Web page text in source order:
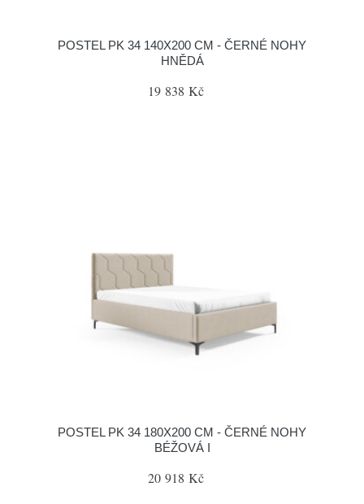
POSTEL PK 34 140X200 CM - ČERNÉ NOHY
HNĚDÁ
19 838 Kč
POSTEL PK 34 180X200 CM - ČERNÉ NOHY
BÉŽOVÁ I
20 918 Kč